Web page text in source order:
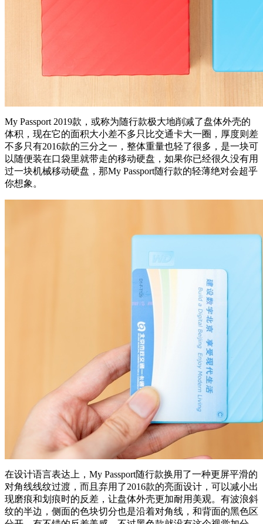
My Passport 2019款，或称为随行款极大地削减了盘体外壳的
体积，现在它的面积大小差不多只比交通卡大一圈，厚度则差
不多只有2016款的三分之一，整体重量也轻了很多，是一块可
以随便装在口袋里就带走的移动硬盘，如果你已经很久没有用
过一块机械移动硬盘，那My Passport随行款的轻薄绝对会超乎
你想象。
在设计语言表达上，My Passport随行款换用了一种更屏平滑的
对角线线纹过渡，而且弃用了2016款的亮面设计，可以减小出
现磨痕和划痕时的反差，让盘体外壳更加耐用美观。有波浪斜
纹的半边，侧面的色块切分也是沿着对角线，和背面的黑色区